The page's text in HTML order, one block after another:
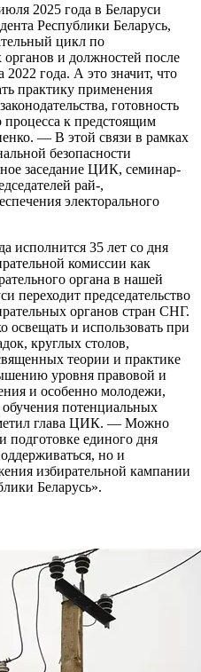
2025 года в Беларуси
Республики Беларусь,
цикл по
и должностей после
2022 года. А это значит, что
практику применения
готовность
процесса к предстоящим
— В этой связи в рамках
безопасности
заседание ЦИК, семинар-
рай-,
электорального
исполнится 35 лет со дня
комиссии как
органа в нашей
переходит председательство
органов стран СНГ.
и использовать при
круглых столов,
теории и практике
уровня правовой и
и особенно молодежи,
потенциальных
глава ЦИК. — Можно
подготовке единого дня
но и
избирательной кампании
Беларусь».